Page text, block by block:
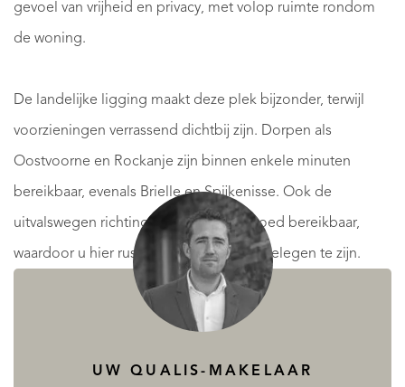
gevoel van vrijheid en privacy, met volop ruimte rondom
de woning.
De landelijke ligging maakt deze plek bijzonder, terwijl
voorzieningen verrassend dichtbij zijn. Dorpen als
Oostvoorne en Rockanje zijn binnen enkele minuten
bereikbaar, evenals Brielle en Spijkenisse. Ook de
uitvalswegen richting Rotterdam zijn goed bereikbaar,
waardoor u hier rustig woont zonder afgelegen te zijn.
Deze woning biedt u de kans om een karakteristieke plek
tot een royaal en comfortabel thuis. Een buitenkans voor
UW QUALIS-MAKELAAR